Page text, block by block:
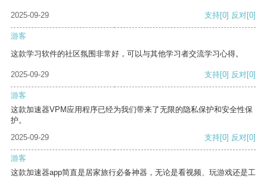
2025-09-29 支持[0] 反对[0]
游客
这款学习软件的社区氛围非常好，可以与其他学习者交流学习心得。
2025-09-29 支持[0] 反对[0]
游客
这款加速器VPM应用程序已经为我们带来了无限的隐私保护和安全性保
护。
2025-09-29
支持[0] 反对[0]
游客
这款加速器app简直是居家旅行必备神器，无论是看视频、玩游戏还是工